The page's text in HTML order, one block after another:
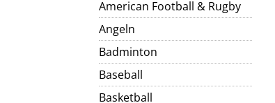
American Football & Rugby
Angeln
Badminton
Baseball
Basketball